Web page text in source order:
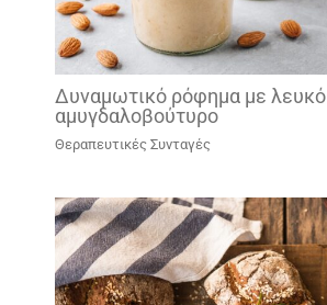
Δυναμωτικό ρόφημα με λευκό
αμυγδαλοβούτυρο
Θεραπευτικές Συνταγές